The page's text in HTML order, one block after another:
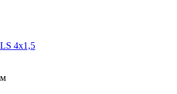
4х1,5
м